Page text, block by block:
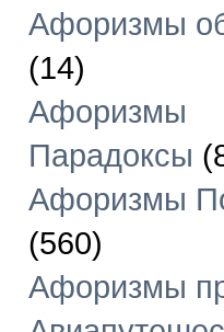
Афоризмы
(14)
Афоризмы
Парадоксы
Афоризмы
(560)
Афоризмы